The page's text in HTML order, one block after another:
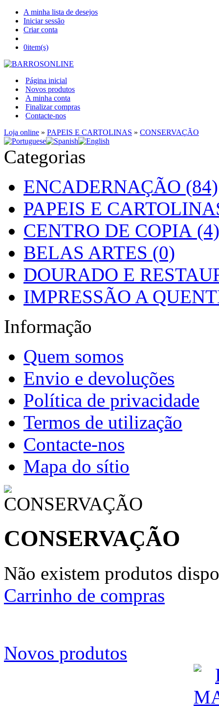
A minha lista de desejos
Iniciar sessão
Criar conta
0item(s)
Página inicial
Novos produtos
A minha conta
Finalizar compras
Contacte-nos
Loja online » PAPEIS E CARTOLINAS » CONSERVAÇÃO
Categorias
ENCADERNAÇÃO (84)
PAPEIS E
CENTRO DE COPIA (4)
BELAS ARTES (0)
DOURADO E
IMPRESSÃO A
Informação
Quem somos
Envio e devoluções
Política de privacidade
Termos de utilização
Contacte-nos
Mapa do sítio
CONSERVAÇÃO
Não existem produtos
Carrinho de compras
Novos produtos